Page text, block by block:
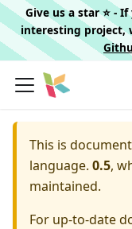
Give us a star ⭐️ -
interesting project,
This is
language. 0.5,
maintained.
For up-to-date